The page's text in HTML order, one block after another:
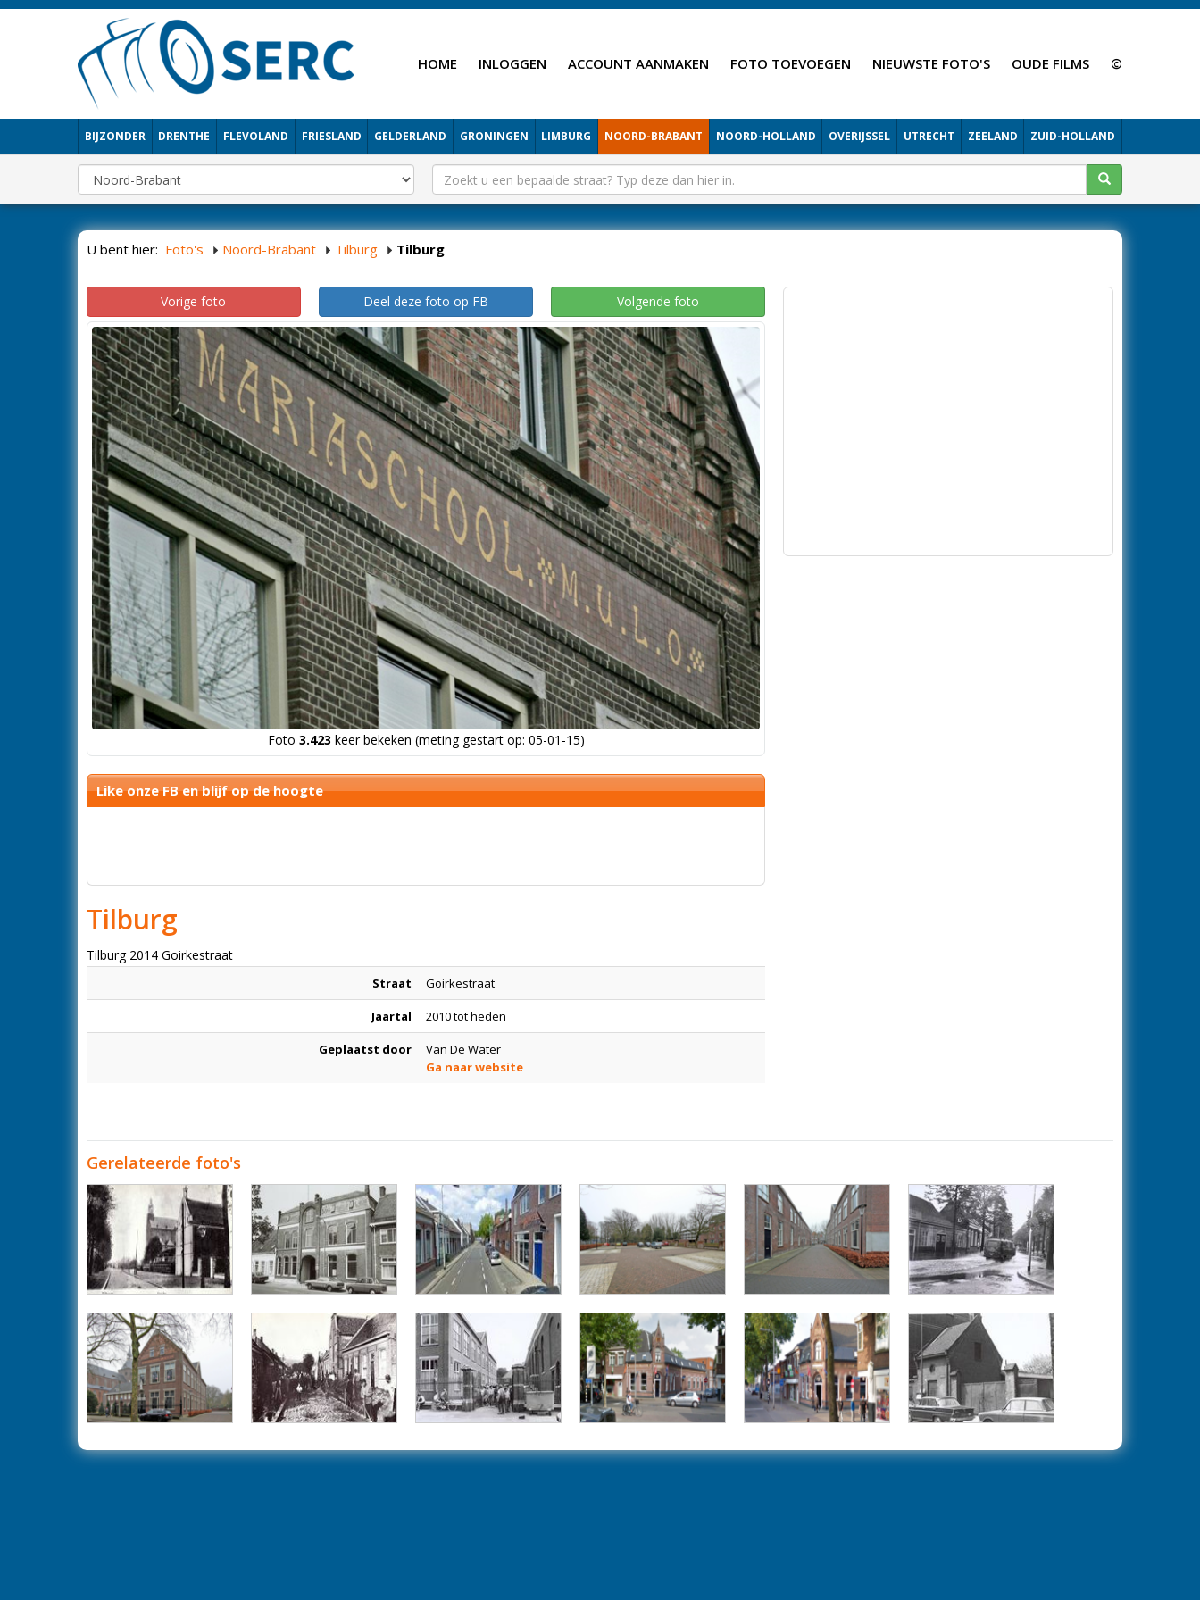
HOME INLOGGEN ACCOUNT AANMAKEN FOTO TOEVOEGEN NIEUWSTE FOTO'S OUDE FILMS ©
BIJZONDER DRENTHE FLEVOLAND FRIESLAND GELDERLAND GRONINGEN LIMBURG NOORD-BRABANT NOORD-HOLLAND OVERIJSSEL UTRECHT ZEELAND ZUID-HOLLAND
U bent hier: Foto's Noord-Brabant Tilburg Tilburg
Vorige foto Deel deze foto op FB Volgende foto
Foto 3.423 keer bekeken (meting gestart op: 05-01-15)
Like onze FB en blijf op de hoogte
Tilburg
Tilburg 2014 Goirkestraat
Straat Goirkestraat
Jaartal 2010 tot heden
Geplaatst door
Van De Water
Ga naar website
Gerelateerde foto's